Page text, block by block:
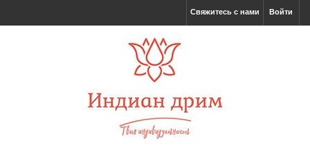
Войти
Свяжитесь с нами